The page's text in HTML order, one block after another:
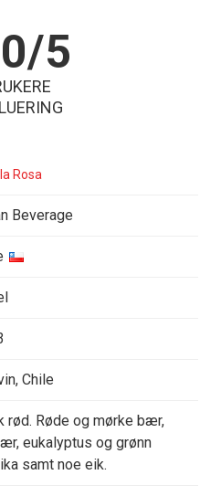
5
Rosa
Beverage
Chile
rød. Røde og mørke bær,
eukalyptus og grønn
samt noe eik.